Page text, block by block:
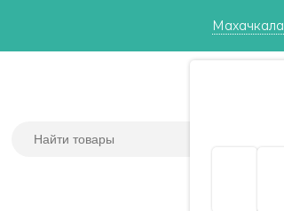
Махачкала